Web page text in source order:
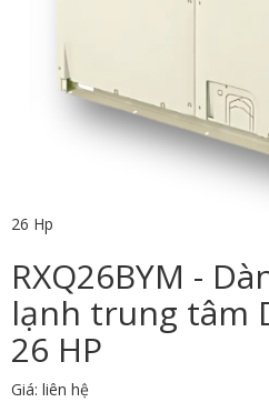
26 Hp
RXQ26BYM -
lạnh trung tâm
26 HP
Giá: liên hệ